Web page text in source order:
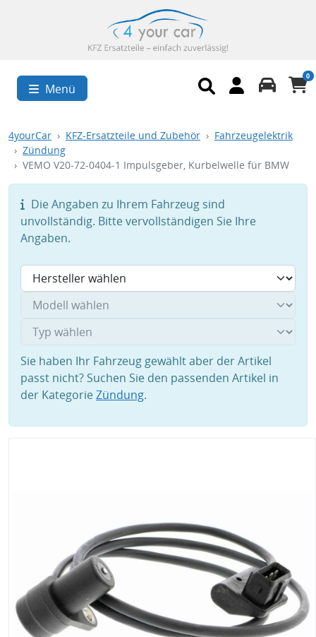
Menü
0
4yourCar KFZ-Ersatzteile und Zubehör
Fahrzeugelektrik
Zündung
VEMO V20-72-0404-1 Impulsgeber, Kurbelwelle für BMW
Die Angaben zu Ihrem Fahrzeug sind
unvollständig. Bitte vervollständigen Sie Ihre
Angaben.
Sie haben Ihr Fahrzeug gewählt aber der Artikel
passt nicht? Suchen Sie den passenden Artikel in
der KategorieZündung.